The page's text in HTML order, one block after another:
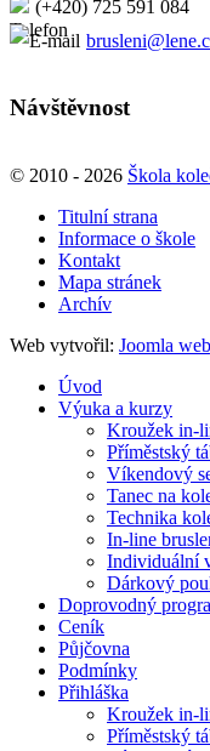
(+420) 725 591 084
Návštěvnost
© 2010 - 2026 Škola
Titulní strana
Informace o škole
Kontakt
Mapa stránek
Archív
Web vytvořil: Joomla
Úvod
Výuka a kurzy
Kroužek in-
Příměstský
Víkendový
Tanec na
Technika
In-line
Individuální
Dárkový
Doprovodný
Ceník
Půjčovna
Podmínky
Přihláška
Kroužek in-
Příměstský